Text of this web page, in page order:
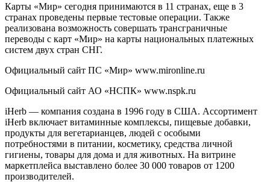
Карты «Мир» сегодня принимаются в 11 странах, еще в 3
странах проведены первые тестовые операции. Также
реализована возможность совершать трансграничные
переводы с карт «Мир» на карты национальных платежных
систем двух стран СНГ.
Официальный сайт ПС «Мир» www.mironline.ru
Официальный сайт АО «НСПК» www.nspk.ru
iHerb — компания создана в 1996 году в США. Ассортимент
iHerb включает витаминные комплексы, пищевые добавки,
продукты для вегетарианцев, людей с особыми
потребностями в питании, косметику, средства личной
гигиены, товары для дома и для животных. На витрине
маркетплейса выставлено более 30 000 товаров от 1200
производителей.